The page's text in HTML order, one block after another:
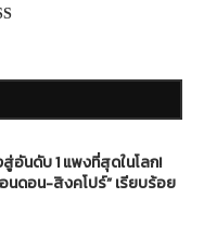
อันดับ 1 แพงที่สุดในโลก!
อนดอน-สิงคโปร์” เรียบร้อย